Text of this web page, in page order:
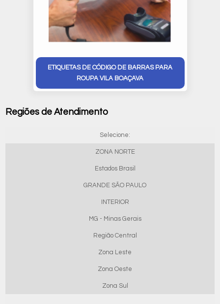
ETIQUETAS DE CÓDIGO DE BARRAS PARA
ROUPA VILA BOAÇAVA
Regiões de Atendimento
Selecione:
ZONA NORTE
Estados Brasil
GRANDE SÃO PAULO
INTERIOR
MG - Minas Gerais
Região Central
Zona Leste
Zona Oeste
Zona Sul